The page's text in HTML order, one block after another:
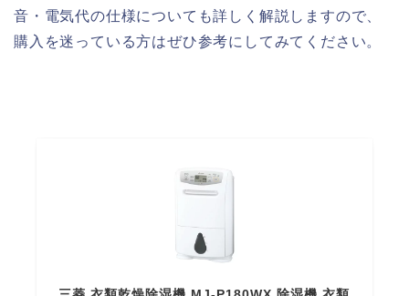
音・電気代の仕様についても詳しく解説しますので、
購入を迷っている方はぜひ参考にしてみてください。